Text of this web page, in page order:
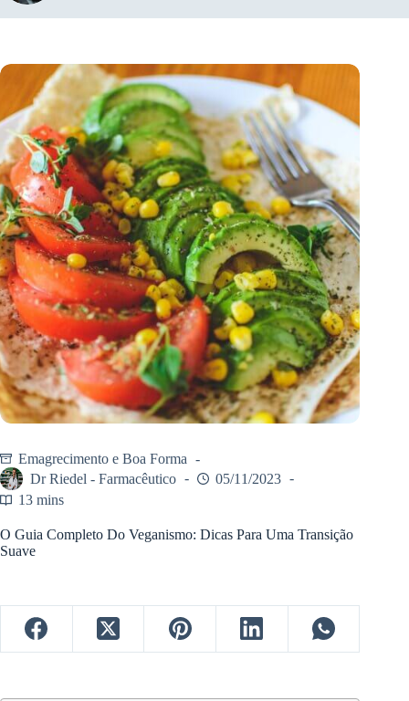
Emagrecimento e Boa Forma
Dr Riedel - Farmacêutico
05/11/2023
13 mins
O Guia Completo Do Veganismo: Dicas Para Uma Transição
Suave